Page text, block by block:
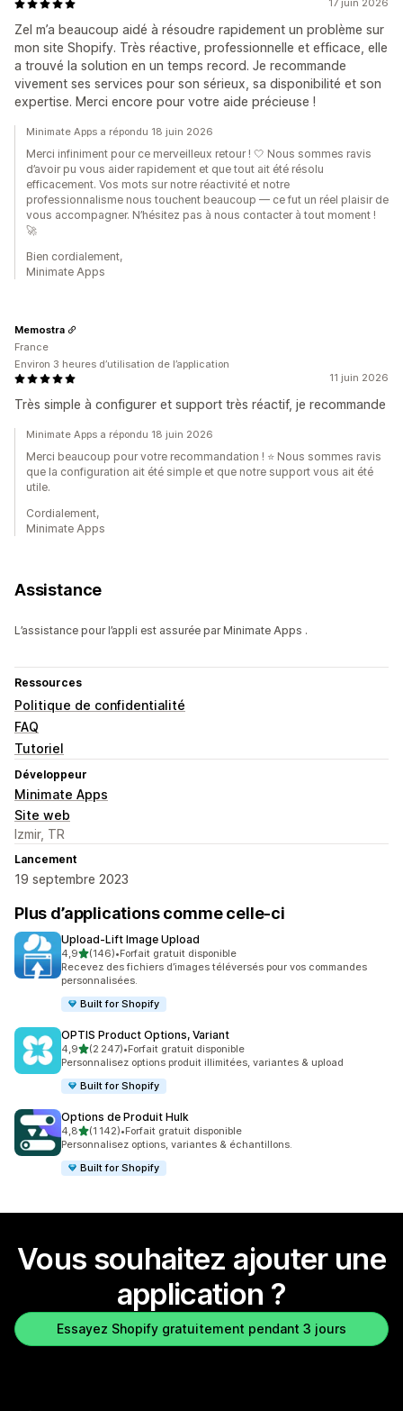
17 juin 2026
Zel m’a beaucoup aidé à résoudre rapidement un problème sur
mon site Shopify. Très réactive, professionnelle et efficace, elle
a trouvé la solution en un temps record. Je recommande
vivement ses services pour son sérieux, sa disponibilité et son
expertise. Merci encore pour votre aide précieuse !
Minimate Apps a répondu 18 juin 2026
Merci infiniment pour ce merveilleux retour ! 🤍 Nous sommes ravis
d’avoir pu vous aider rapidement et que tout ait été résolu
efficacement. Vos mots sur notre réactivité et notre
professionnalisme nous touchent beaucoup — ce fut un réel plaisir de
vous accompagner. N’hésitez pas à nous contacter à tout moment !
🚀
Bien cordialement,
Minimate Apps
11 juin 2026
Très simple à configurer et support très réactif, je recommande
Memostra
France
Environ 3 heures d’utilisation de l’application
Minimate Apps a répondu 18 juin 2026
Merci beaucoup pour votre recommandation ! ⭐ Nous sommes ravis
que la configuration ait été simple et que notre support vous ait été
utile.
Cordialement,
Minimate Apps
Assistance
L’assistance pour l’appli est assurée par Minimate Apps .
Ressources
Politique de confidentialité
FAQ
Tutoriel
Développeur
Minimate Apps
Site web
Izmir, TR
Lancement
19 septembre 2023
Plus d’applications comme celle-ci
Upload‑Lift Image Upload
4,9étoile(s) sur 5
(146)
146 avis au total
•Forfait gratuit disponible
Recevez des fichiers d’images téléversés pour vos commandes
personnalisées.
Built for Shopify
OPTIS Product Options, Variant
4,9étoile(s) sur 5
(2 247)
2247 avis au total
•Forfait gratuit disponible
Personnalisez options produit illimitées, variantes & upload
Built for Shopify
Options de Produit Hulk
4,8étoile(s) sur 5
(1 142)
1142 avis au total
•Forfait gratuit disponible
Personnalisez options, variantes & échantillons.
Built for Shopify
Vous souhaitez ajouter une
application ?
Essayez Shopify gratuitement pendant 3 jours